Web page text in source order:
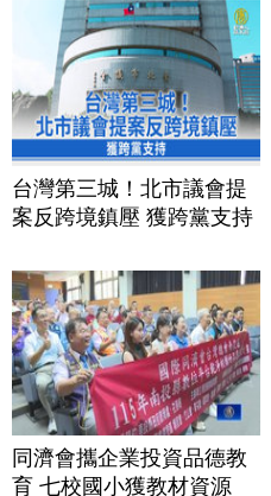
台灣第三城！北市議會提
案反跨境鎮壓 獲跨黨支持
同濟會攜企業投資品德教
育 七校國小獲教材資源